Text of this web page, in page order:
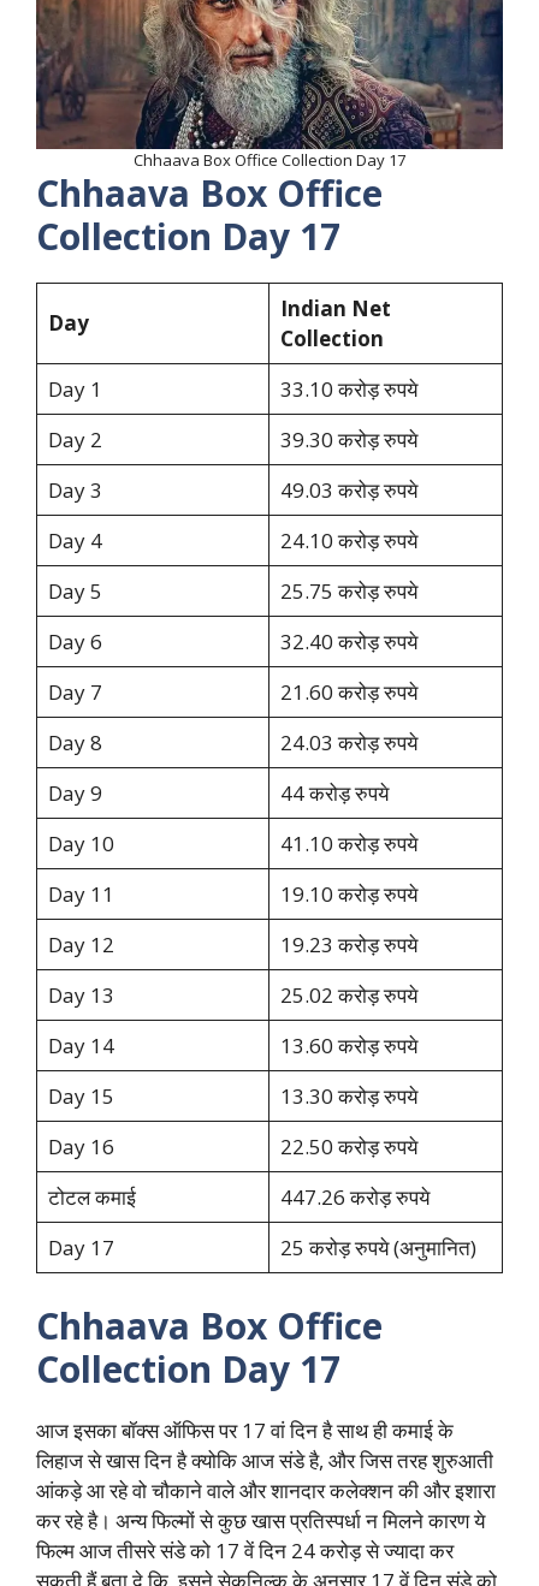
Chhaava Box Office Collection Day 17
Chhaava Box Office
Collection Day 17
Day
Indian Net
Collection
Day 1
33.10 करोड़ रुपये
Day 2
39.30 करोड़ रुपये
Day 3
49.03 करोड़ रुपये
Day 4
24.10 करोड़ रुपये
Day 5
25.75 करोड़ रुपये
Day 6
32.40 करोड़ रुपये
Day 7
21.60 करोड़ रुपये
Day 8
24.03 करोड़ रुपये
Day 9
44 करोड़ रुपये
Day 10
41.10 करोड़ रुपये
Day 11
19.10 करोड़ रुपये
Day 12
19.23 करोड़ रुपये
Day 13
25.02 करोड़ रुपये
Day 14
13.60 करोड़ रुपये
Day 15
13.30 करोड़ रुपये
Day 16
22.50 करोड़ रुपये
टोटल कमाई
447.26 करोड़ रुपये
Day 17
25 करोड़ रुपये (अनुमानित)
Chhaava Box Office
Collection Day 17
आज इसका बॉक्स ऑफिस पर 17 वां दिन है साथ ही कमाई के
लिहाज से खास दिन है क्योकि आज संडे है, और जिस तरह शुरुआती
आंकड़े आ रहे वो चौकाने वाले और शानदार कलेक्शन की और इशारा
कर रहे है। अन्य फिल्मों से कुछ खास प्रतिस्पर्धा न मिलने कारण ये
फिल्म आज तीसरे संडे को 17 वें दिन 24 करोड़ से ज्यादा कर
सकती हैं बता दे कि, इसने सेकनिल्क के अनुसार 17 वें दिन संडे को